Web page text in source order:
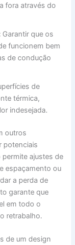
fora através do
Garantir que os
funcionem bem
de condução
de
térmica,
indesejada.
outros
potenciais
ajustes de
espaçamento ou
a perda de
garante que
em todo o
retrabalho.
de um design